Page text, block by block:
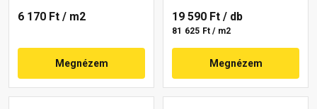
6 170 Ft / m2
Megnézem
19 590 Ft / db
81 625 Ft / m2
Megnézem